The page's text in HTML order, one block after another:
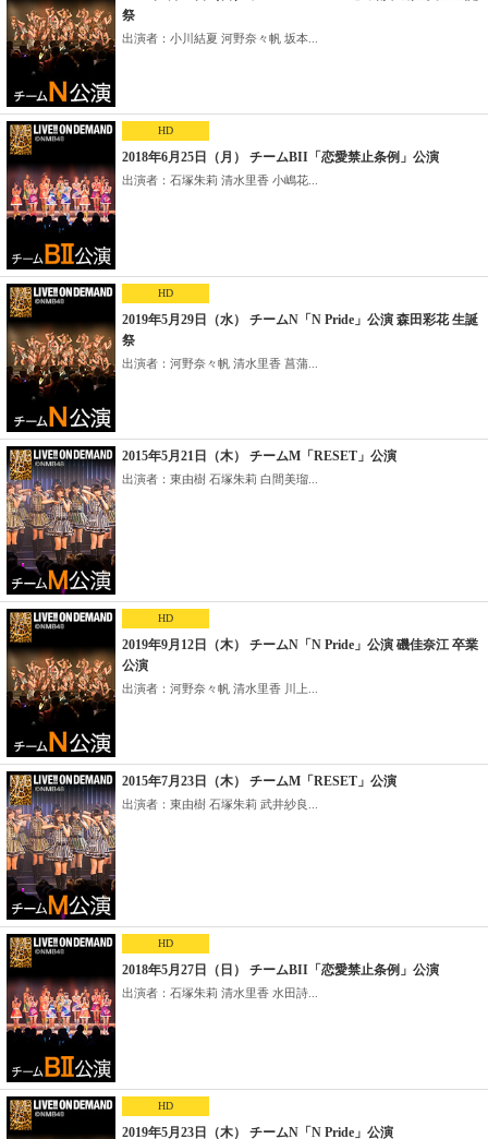
祭
出演者：小川結夏 河野奈々帆 坂本...
HD
2018年6月25日（月） チームBII「恋愛禁止条例」公演
出演者：石塚朱莉 清水里香 小嶋花...
HD
2019年5月29日（水） チームN「N Pride」公演 森田彩花 生誕
祭
出演者：河野奈々帆 清水里香 菖蒲...
2015年5月21日（木） チームM「RESET」公演
出演者：東由樹 石塚朱莉 白間美瑠...
HD
2019年9月12日（木） チームN「N Pride」公演 磯佳奈江 卒業
公演
出演者：河野奈々帆 清水里香 川上...
2015年7月23日（木） チームM「RESET」公演
出演者：東由樹 石塚朱莉 武井紗良...
HD
2018年5月27日（日） チームBII「恋愛禁止条例」公演
出演者：石塚朱莉 清水里香 水田詩...
HD
2019年5月23日（木） チームN「N Pride」公演